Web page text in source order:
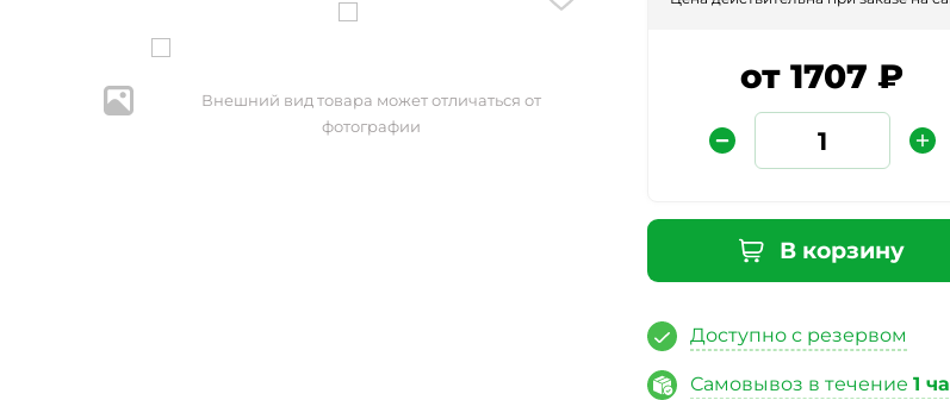
Внешний вид товара может отличаться от
фотографии
от 1707 ₽
В корзину
Доступно с резервом
Самовывоз в течение1
Защита от автоматических сообщений
Введите слово на картинке*